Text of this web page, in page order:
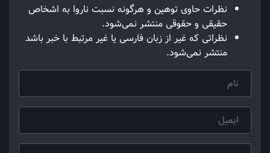
نظرات حاوی توهین و هرگونه نسبت ناروا به اشخاص
حقیقی و حقوقی منتشر نمی‌شود.
نظراتی که غیر از زبان فارسی یا غیر مرتبط با خبر باشد
منتشر نمی‌شود.